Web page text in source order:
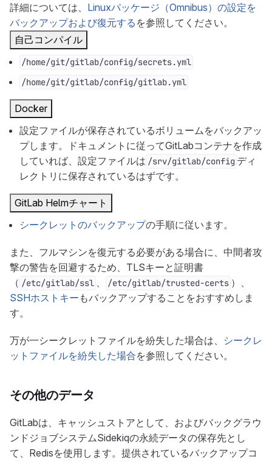
詳細については、 Linuxパッケージ（Omnibus）の設定を
バックアップおよび復元する を参照してください。
自己コンパイル
/home/git/gitlab/config/secrets.yml
/home/git/gitlab/config/gitlab.yml
Docker
設定ファイルが保存されているボリュームをバックアッ
プします。ドキュメントに従ってGitLabコンテナを作成
していれば、設定ファイルは /srv/gitlab/config ディ
レクトリに保存されているはずです。
GitLab Helmチャート
シークレットのバックアップの手順に従います。
また、フルマシンを復元する必要がある場合に、中間者攻
撃の警告を回避するため、TLSキーと証明書
（ /etc/gitlab/ssl 、 /etc/gitlab/trusted-certs ）、
SSHホストキー もバックアップすることをおすすめしま
す。
万が一シークレットファイルを紛失した場合は、 シークレ
ットファイルを紛失した場合を参照してください。
その他のデータ
GitLabは、キャッシュストアとして、およびバックグラウ
ンドジョブシステムSidekiqの永続データの保存先とし
て、Redisを使用します。提供されているバックアップコ